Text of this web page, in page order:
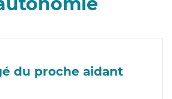
du proche aidant